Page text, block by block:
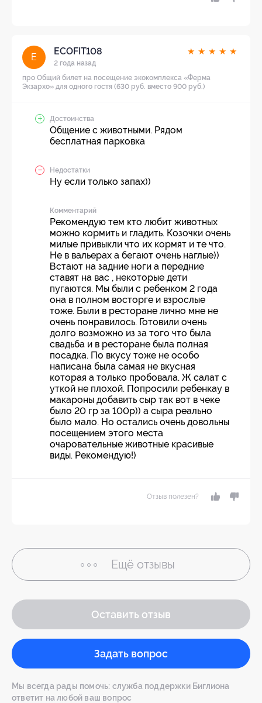
E
ECOFIT108
2 года назад
★ ★ ★ ★ ★
про Общий билет на посещение экокомплекса «Ферма
Экзархо» для одного гостя (630 руб. вместо 900 руб.)
Достоинства
Общение с животными. Рядом
бесплатная парковка
Недостатки
Ну если только запах))
Комментарий
Рекомендую тем кто любит животных
можно кормить и гладить. Козочки очень
милые привыкли что их кормят и те что.
Не в вальерах а бегают очень наглые))
Встают на задние ноги а передние
ставят на вас , некоторые дети
пугаются. Мы были с ребенком 2 года
она в полном восторге и взрослые
тоже. Были в ресторане лично мне не
очень понравилось. Готовили очень
долго возможно из за того что была
свадьба и в ресторане была полная
посадка. По вкусу тоже не особо
написана была самая не вкусная
которая а только пробовала. Ж салат с
уткой не плохой. Попросили ребенкау в
макароны добавить сыр так вот в чеке
было 20 гр за 100р)) а сыра реально
было мало. Но остались очень довольны
посещением этого места
очаровательные животные красивые
виды. Рекомендую!)
Отзыв полезен?
Ещё отзывы
Оставить отзыв
Задать вопрос
Мы всегда рады помочь: служба поддержки Биглиона
ответит на любой ваш вопрос